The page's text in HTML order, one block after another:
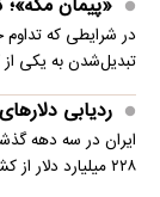
«پیمان مکه»؛
در شرایطی که تداوم
تبدیل‌شدن به یکی
ردیابی دلارهای صادراتی؛
۲۲۸ میلیارد دلار از کشور خارج شده یا به اقتصاد…